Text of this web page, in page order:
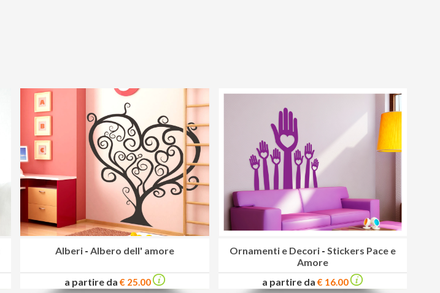
Alberi - Albero dell' amore
a partire da € 25.00
Ornamenti e Decori - Stickers Pace e
Amore
a partire da€ 16.00